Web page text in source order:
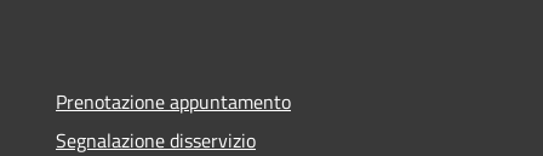
Prenotazione appuntamento
Segnalazione disservizio